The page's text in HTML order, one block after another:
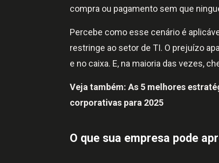
compra ou pagamento sem que
Percebe como esse cenário é
restringe ao setor de TI. O prejuízo
e no caixa. E, na maioria das vezes,
Veja também: As 5 melhores
corporativas para 2025
O que sua empresa pode